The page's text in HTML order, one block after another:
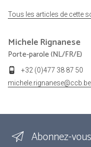
Tous les articles de cette
Michele Rignanese
Porte-parole (NL/FR/E)
+32 (0)477 38 87 50
Abonnez-